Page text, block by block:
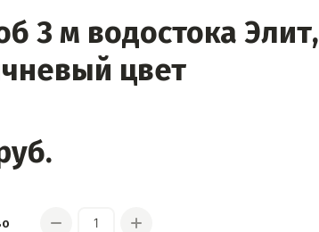
3 м водостока Элит,
цвет